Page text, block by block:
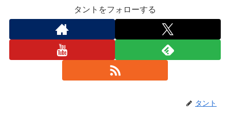
タントをフォローする
タント